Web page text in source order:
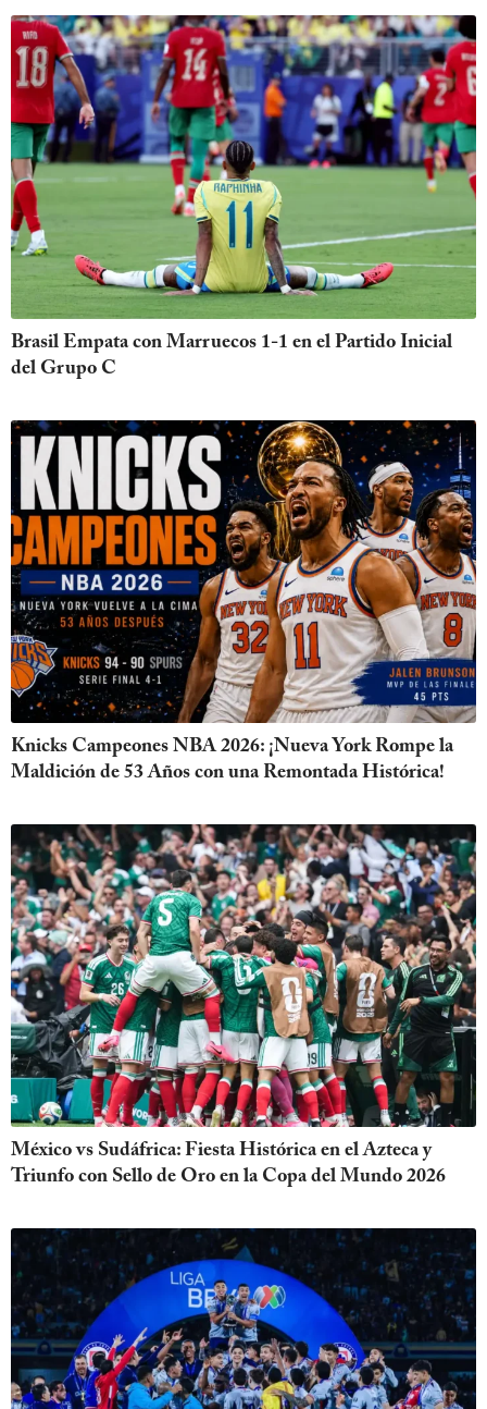
Brasil Empata con Marruecos 1-1 en el Partido Inicial
del Grupo C
Knicks Campeones NBA 2026: ¡Nueva York Rompe la
Maldición de 53 Años con una Remontada Histórica!
México vs Sudáfrica: Fiesta Histórica en el Azteca y
Triunfo con Sello de Oro en la Copa del Mundo 2026